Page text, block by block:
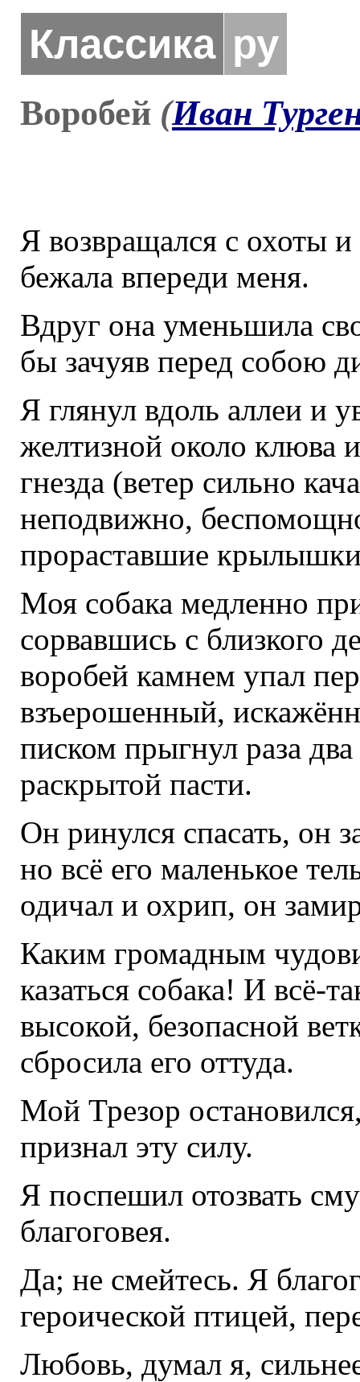
Классика ру
Воробей (Иван
Я возвращался с охоты
бежала впереди меня.
Вдруг она уменьшила
бы зачуяв перед собою
Я глянул вдоль аллеи и
желтизной около клюва
гнезда (ветер сильно
неподвижно,
прораставшие
Моя собака медленно
сорвавшись с близкого
воробей камнем упал
взъерошенный,
писком прыгнул раза
раскрытой пасти.
Он ринулся спасать, он
но всё его маленькое
одичал и охрип, он
Каким громадным
казаться собака! И всё-
высокой, безопасной
сбросила его оттуда.
Мой Трезор
признал эту силу.
Я поспешил отозвать
благоговея.
Да; не смейтесь. Я
героической птицей,
Любовь, думал я,